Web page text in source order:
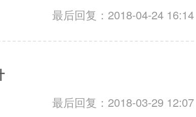
最后回复：2018-04-24 16:14
最后回复：2018-03-29 12:07